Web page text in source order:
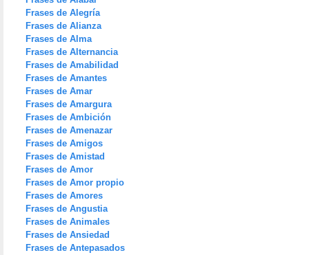
Frases de Alegría
Frases de Alianza
Frases de Alma
Frases de Alternancia
Frases de Amabilidad
Frases de Amantes
Frases de Amar
Frases de Amargura
Frases de Ambición
Frases de Amenazar
Frases de Amigos
Frases de Amistad
Frases de Amor
Frases de Amor propio
Frases de Amores
Frases de Angustia
Frases de Animales
Frases de Ansiedad
Frases de Antepasados